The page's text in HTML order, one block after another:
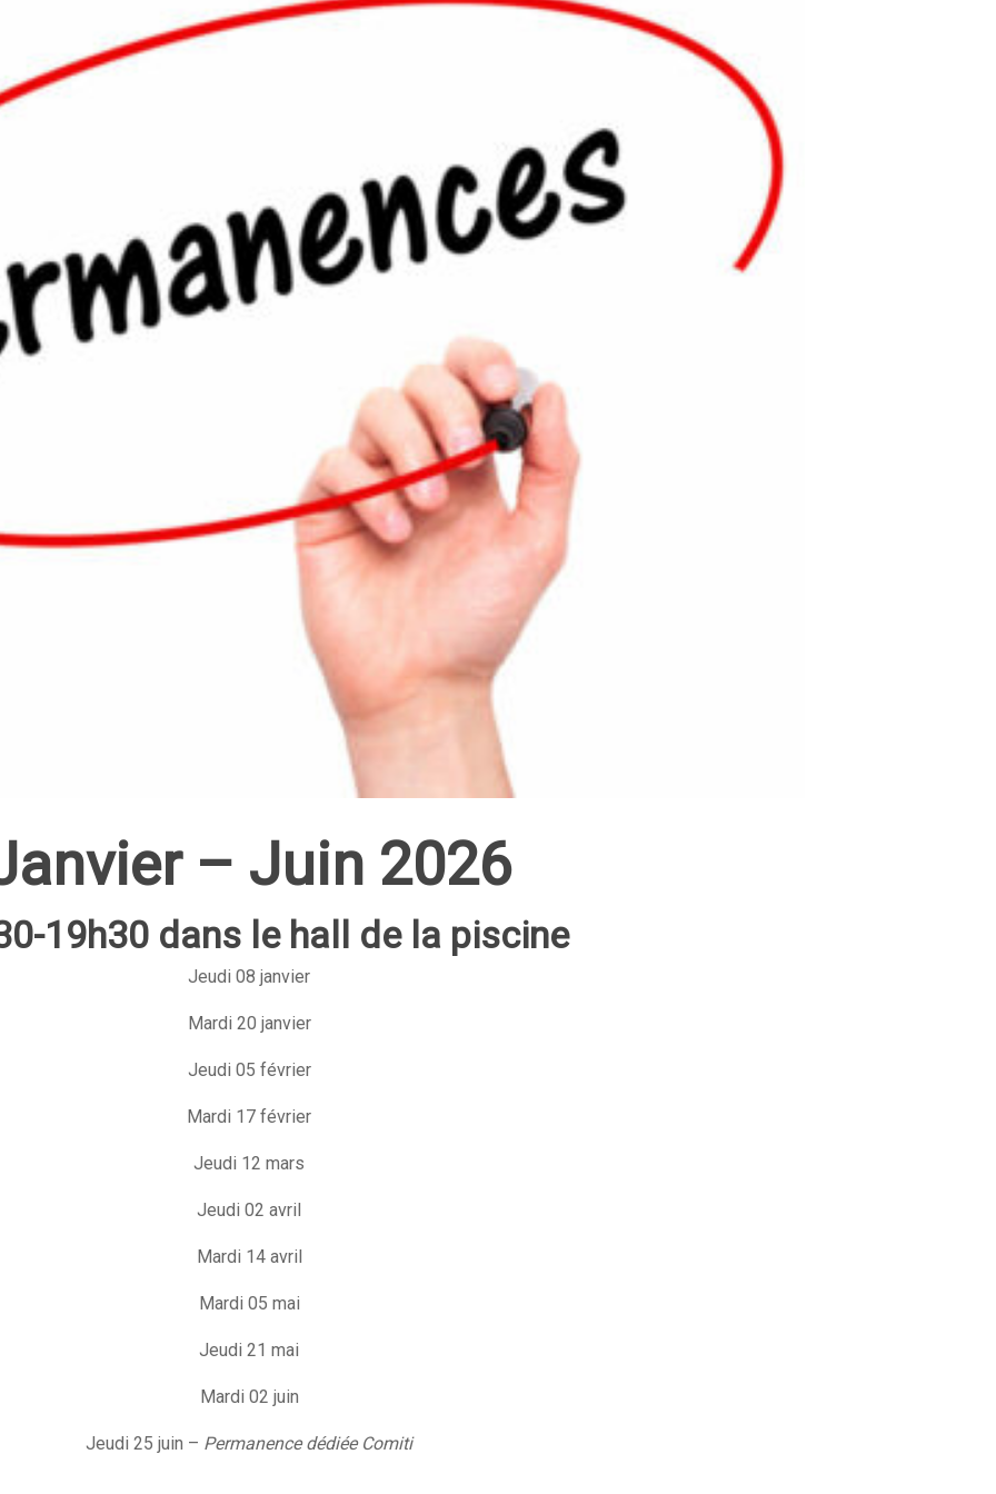
– Juin 2026
19h30 dans le hall de la piscine
Jeudi 08 janvier
Mardi 20 janvier
Jeudi 05 février
Mardi 17 février
Jeudi 12 mars
Jeudi 02 avril
Mardi 14 avril
Mardi 05 mai
Jeudi 21 mai
Mardi 02 juin
Jeudi 25 juin – Permanence dédiée Comiti